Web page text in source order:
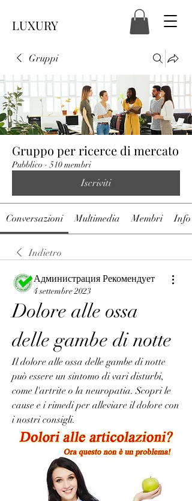
LUXURY
Gruppi
Gruppo per ricerce di mercato
Pubblico · 510 membri
Iscriviti
Conversazioni Multimedia Membri Info
Indietro
Администрация Рекомендует
4 settembre 2023
Dolore alle ossa
delle gambe di notte
Il dolore alle ossa delle gambe di notte
può essere un sintomo di vari disturbi,
come l'artrite o la neuropatia. Scopri le
cause e i rimedi per alleviare il dolore con
i nostri consigli.